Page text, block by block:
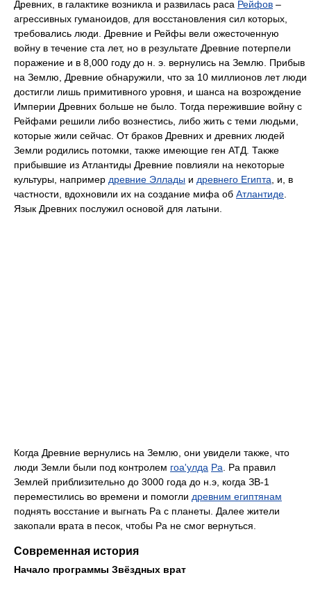
Древних, в галактике возникла и развилась раса Рейфов –
агрессивных гуманоидов, для восстановления сил которых,
требовались люди. Древние и Рейфы вели ожесточенную
войну в течение ста лет, но в результате Древние потерпели
поражение и в 8,000 году до н. э. вернулись на Землю. Прибыв
на Землю, Древние обнаружили, что за 10 миллионов лет люди
достигли лишь примитивного уровня, и шанса на возрождение
Империи Древних больше не было. Тогда пережившие войну с
Рейфами решили либо вознестись, либо жить с теми людьми,
которые жили сейчас. От браков Древних и древних людей
Земли родились потомки, также имеющие ген АТД. Также
прибывшие из Атлантиды Древние повлияли на некоторые
культуры, например древние Эллады и древнего Египта, и, в
частности, вдохновили их на создание мифа об Атлантиде.
Язык Древних послужил основой для латыни.
Когда Древние вернулись на Землю, они увидели также, что
люди Земли были под контролем гоа'улда Ра. Ра правил
Землей приблизительно до 3000 года до н.э, когда ЗВ-1
переместились во времени и помогли древним египтянам
поднять восстание и выгнать Ра с планеты. Далее жители
закопали врата в песок, чтобы Ра не смог вернуться.
Современная история
Начало программы Звёздных врат